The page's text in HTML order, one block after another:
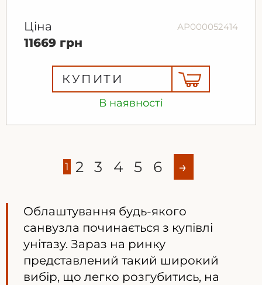
В наявності
Ціна АР000052414
11669 грн
КУПИТИ
1 2 3 4 5 6 →
Облаштування будь-якого
санвузла починається з купівлі
унітазу. Зараз на ринку
представлений такий широкий
вибір, що легко розгубитись, на